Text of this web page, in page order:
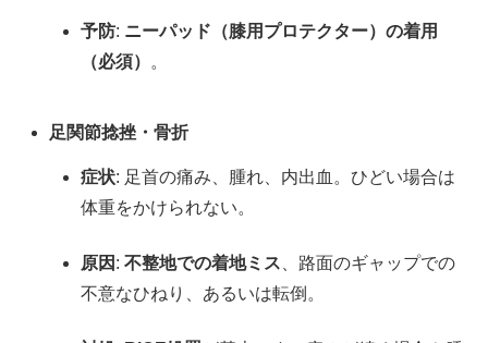
予防: ニーパッド（膝用プロテクター）の着用
（必須） 。
足関節捻挫・骨折
症状: 足首の痛み、腫れ、内出血。ひどい場合は
体重をかけられない。
原因 :不整地での着地ミス 、路面のギャップでの
不意なひねり、あるいは転倒。